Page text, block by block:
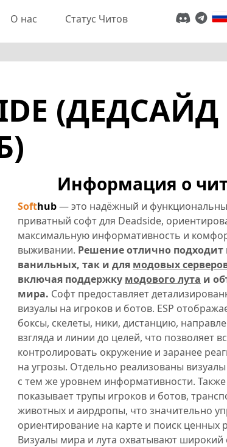
О нас Статус Читов
(ДЕДСАЙД
Информация о
Softhub— это надёжный и
приватный софт для Deadside,
максимальную информативность и
выживании. Решение отлично подходит
ванильных, так и для модовых
включая поддержку модового лута и
мира. Софт предоставляет
визуалы на игроков и ботов. ESP
боксы, скелеты, ники, дистанцию,
взгляда и линии до целей, что позволяет
контролировать окружение и заранее
на угрозы. Отдельно реализованы
с тем же уровнем информативности.
показывает трупы игроков и ботов,
животных и аирдропы, что значительно
ориентирование на карте и поиск ценных
Визуалы мира и лута охватывают широкий